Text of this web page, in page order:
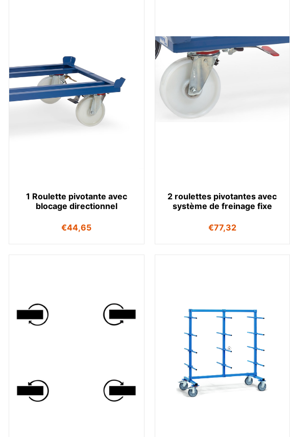
1 Roulette pivotante avec
blocage directionnel
€44,65
2 roulettes pivotantes avec
système de freinage fixe
€77,32